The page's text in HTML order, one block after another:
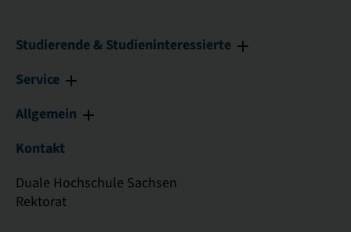
Studierende & Studieninteressierte
Service
Allgemein
Kontakt
Duale Hochschule Sachsen
Rektorat